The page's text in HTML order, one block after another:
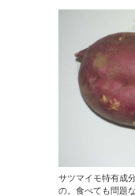
サツマイモ特有成
の。食べても問題